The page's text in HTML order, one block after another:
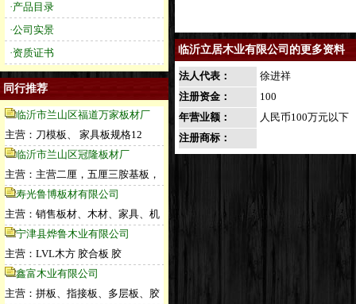
·产品目录
·公司实景
·资质证书
同行推荐
临沂市兰山区福道万家板材厂
主营：刀模板、 家具板规格12
临沂市兰山区冠隆板材厂
主营：主营二厘，五厘三胺基板，
寿光鲁博板材有限公司
主营：销售板材、木材、家具、机
宁津县烨鲁木业有限公司
主营：LVL木方 胶合板 胶
鑫富木业有限公司
主营：拼板、指接板、多层板、胶
临沂立居木业有限公司的更多资料
法人代表：
徐进祥
注册资金：
100
年营业额：
人民币100万元以下
注册商标：